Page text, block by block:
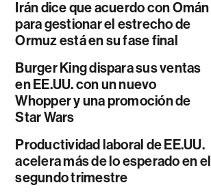
Irán dice que acuerdo con Omán
para gestionar el estrecho de
Ormuz está en su fase final
Burger King dispara sus ventas
en EE.UU. con un nuevo
Whopper y una promoción de
Star Wars
Productividad laboral de EE.UU.
acelera más de lo esperado en el
segundo trimestre